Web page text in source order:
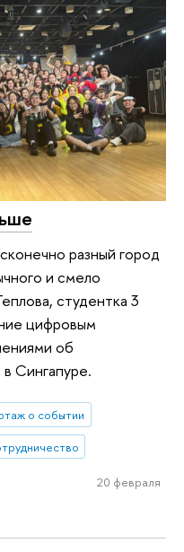
разный город
и смело
студентка 3
цифровым
об
Сингапуре.
о событии
20 февраля